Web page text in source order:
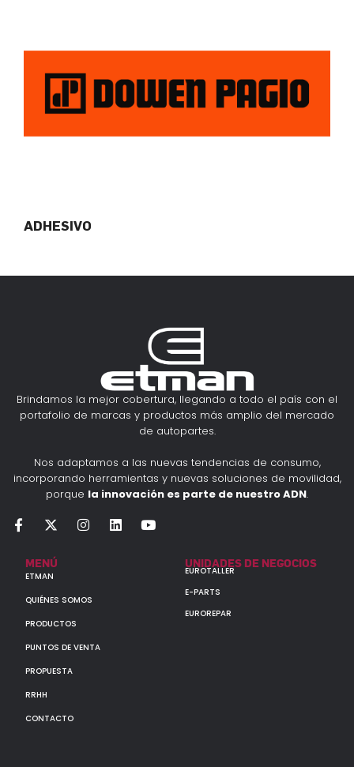
ADHESIVO
Brindamos la mejor cobertura, llegando a todo el país con el
portafolio de marcas y productos más amplio del mercado
de autopartes.
Nos adaptamos a las nuevas tendencias de consumo,
incorporando herramientas y nuevas soluciones de movilidad,
porque la innovación es parte de nuestro ADN.
MENÚ
ETMAN
QUIÉNES SOMOS
PRODUCTOS
PUNTOS DE VENTA
PROPUESTA
RRHH
CONTACTO
UNIDADES DE NEGOCIOS
EUROTALLER
E-PARTS
EUROREPAR